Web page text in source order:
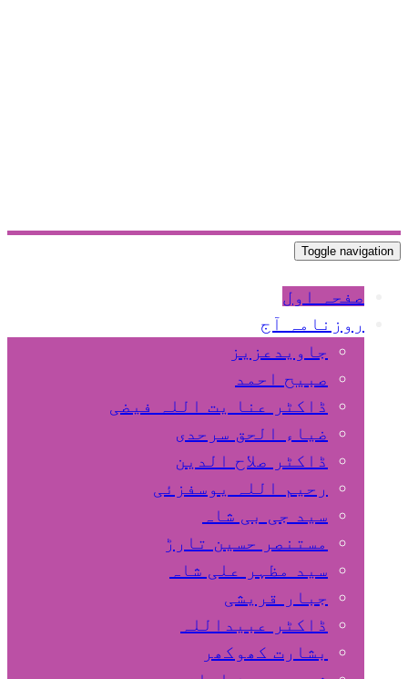
Toggle navigation
صفحہ اول
روزنامہ آج
جاویدعزیز
صبیح احمد
ڈاکٹر عنا یت اللہ فیضی
ضیاء الحق سرحدی
ڈاکٹر صلاح الدین
رحیم اللہ یوسفزئی
سید جی بی شاہ
مستنصر حسین تارڑ
سید مظہر علی شاہ
جبار قریشی
ڈاکٹر عبیداللہ
بشارت کھوکھر